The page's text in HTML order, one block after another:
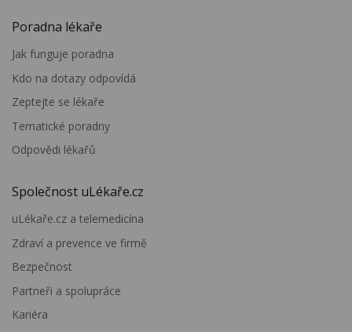
Poradna lékaře
Jak funguje poradna
Kdo na dotazy odpovídá
Zeptejte se lékaře
Tematické poradny
Odpovědi lékařů
Společnost uLékaře.cz
uLékaře.cz a telemedicína
Zdraví a prevence ve firmě
Bezpečnost
Partneři a spolupráce
Kariéra